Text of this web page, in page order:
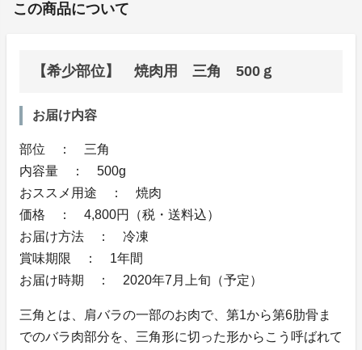
この商品について
【希少部位】 焼肉用 三角 500ｇ
お届け内容
部位 ： 三角
内容量 ： 500g
おススメ用途 ： 焼肉
価格 ： 4,800円（税・送料込）
お届け方法 ： 冷凍
賞味期限 ： 1年間
お届け時期 ： 2020年7月上旬（予定）
三角とは、肩バラの一部のお肉で、第1から第6肋骨ま
でのバラ肉部分を、三角形に切った形からこう呼ばれて